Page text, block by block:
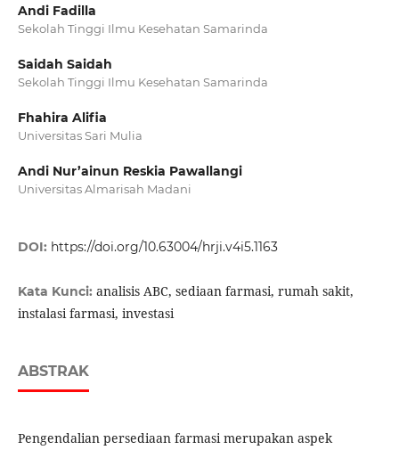
Andi Fadilla
Sekolah Tinggi Ilmu Kesehatan Samarinda
Saidah Saidah
Sekolah Tinggi Ilmu Kesehatan Samarinda
Fhahira Alifia
Universitas Sari Mulia
Andi Nur’ainun Reskia Pawallangi
Universitas Almarisah Madani
DOI: https://doi.org/10.63004/hrji.v4i5.1163
Kata Kunci: analisis ABC, sediaan farmasi, rumah sakit,
instalasi farmasi, investasi
ABSTRAK
Pengendalian persediaan farmasi merupakan aspek